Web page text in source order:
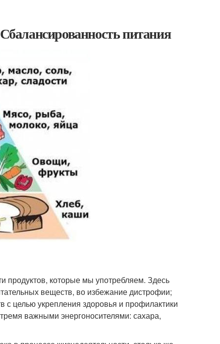
питания
продуктов, которые мы употребляем. Здесь
веществ, во избежание дистрофии;
с целью укрепления здоровья и профилактики
важными энергоносителями: сахара,